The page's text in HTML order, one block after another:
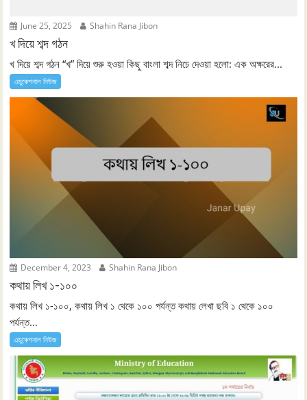
June 25, 2025 Shahin Rana Jibon
খ দিয়ে শব্দ গঠন
খ দিয়ে শব্দ গঠন “খ” দিয়ে শুরু হওয়া কিছু বাংলা শব্দ নিচে দেওয়া হলো: এক অক্ষরের...
এডুকেশনাল নিউজ
December 4, 2023 Shahin Rana Jibon
কথায় লিখ ১-১০০
কথায় লিখ ১-১০০, কথায় লিখ ১ থেকে ১০০ পর্যন্ত কথায় লেখা ছবি ১ থেকে ১০০
পর্যন্ত...
এডুকেশনাল নিউজ